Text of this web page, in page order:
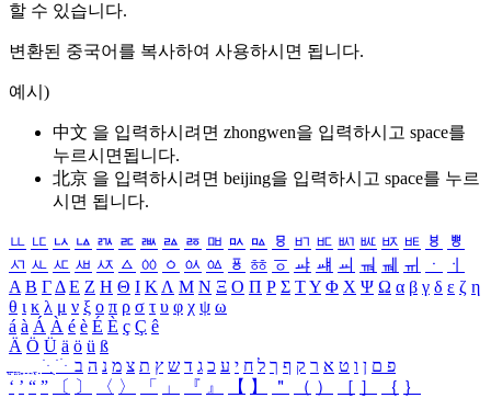
할 수 있습니다.
변환된 중국어를 복사하여 사용하시면 됩니다.
예시)
中文 을 입력하시려면 zhongwen을 입력하시고 space를
누르시면됩니다.
北京 을 입력하시려면 beijing을 입력하시고 space를 누르
시면 됩니다.
ㅥ ㅦ ㅧ ㅨ ㅩ ㅪ ㅫ ㅬ ㅭ ㅮ ㅯ ㅰ ㅱ ㅲ ㅳ ㅴ ㅵ ㅶ ㅷ ㅸ
ㅹ
ㅺ ㅻ ㅼ ㅽ ㅾ ㅿ ㆀ ㆁ ㆂ ㆃ ㆄ ㆅ ㆆ ㆇ ㆈ ㆉ ㆊ ㆋ ㆌ ㆍ
ㆎ
Α Β ΓΔ Ε Ζ Η Θ Ι ΚΛ Μ Ν Ξ Ο Π Ρ Σ ΤΥ Φ Χ Ψ Ω α β γ δ ε ζ η
θ ι κ λ μ ν ξ ο π ρ σ τ υ φ χ ψ ω
á à Á À é è É È ç Ç ê
Ä Ö Ü ä ö ü ß
ִֶֹ ֻּ ׁׂ פ ם ן ו ט א ר ק ף ך ל ח י ע כ ג ד ש ץ ת צ מ נ ה ב
‘ ’ “ ” 〔 〕 〈 〉 「 」 『 』 【 】 ＂ （ ） ［ ］ ｛ ｝